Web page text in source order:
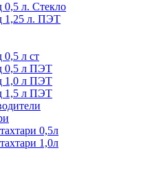
л. Стекло
1,25 л. ПЭТ
л ст
0,5 л ПЭТ
1,0 л ПЭТ
1,5 л ПЭТ
0,5л
1,0л